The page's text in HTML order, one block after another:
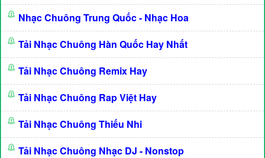
Nhạc Chuông Trung Quốc - Nhạc Hoa
Tải Nhạc Chuông Hàn Quốc Hay Nhất
Tải Nhạc Chuông Remix Hay
Tải Nhạc Chuông Rap Việt Hay
Tải Nhạc Chuông Thiếu Nhi
Tải Nhạc Chuông Nhạc DJ - Nonstop